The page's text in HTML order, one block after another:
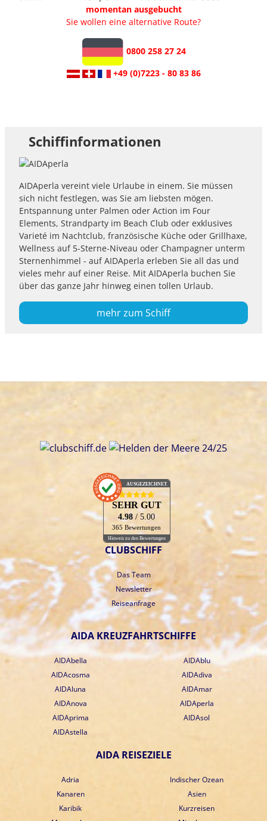
momentan ausgebucht
Sie wollen eine alternative Route?
0800 258 27 24
+49 (0)7223 - 80 83 86
Schiffinformationen
AIDAperla vereint viele Urlaube in einem. Sie müssen
sich nicht festlegen, was Sie am liebsten mögen.
Entspannung unter Palmen oder Action im Four
Elements, Strandparty im Beach Club oder exklusives
Varieté im Nachtclub, französische Küche oder Grillhaxe,
Wellness auf 5-Sterne-Niveau oder Champagner unterm
Sternenhimmel - auf AIDAperla erleben Sie all das und
vieles mehr auf einer Reise. Mit AIDAperla buchen Sie
über das ganze Jahr hinweg einen tollen Urlaub.
mehr zum Schiff
AUSGEZEICHNET
SEHR GUT
4.98/ 5.00
365 Bewertungen
Hinweis zu den Bewertungen
CLUBSCHIFF
Das Team
Newsletter
Reiseanfrage
AIDA KREUZFAHRTSCHIFFE
AIDAbella
AIDAblu
AIDAcosma
AIDAdiva
AIDAluna
AIDAmar
AIDAnova
AIDAperla
AIDAprima
AIDAsol
AIDAstella
AIDA REISEZIELE
Adria
Indischer Ozean
Kanaren
Asien
Karibik
Kurzreisen